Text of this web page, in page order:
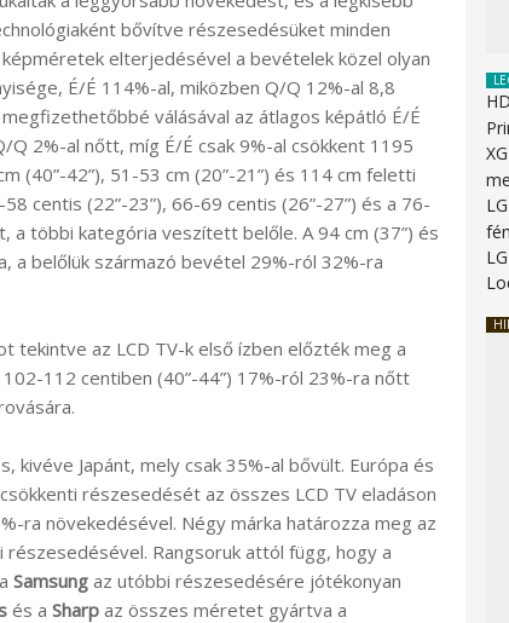
bővítve részesedésüket minden
elterjedésével a bevételek közel olyan
É/É 114%-al, miközben Q/Q 12%-al 8,8
válásával az átlagos képátló É/É
2%-al nőtt, míg É/É csak 9%-al csökkent 1195
(40”-42”), 51-53 cm (20”-21”) és 114 cm feletti
centis (22”-23”), 66-69 centis (26”-27”) és a 76-
többi kategória veszített belőle. A 94 cm (37”) és
a belőlük származó bevétel 29%-ról 32%-ra
tekintve az LCD TV-k első ízben előzték meg a
112 centiben (40”-44”) 17%-ról 23%-ra nőtt
kivéve Japánt, mely csak 35%-al bővült. Európa és
részesedését az összes LCD TV eladáson
ra növekedésével. Négy márka határozza meg az
Rangsoruk attól függ, hogy a
Samsung az utóbbi részesedésére jótékonyan
és a Sharp az összes méretet gyártva a